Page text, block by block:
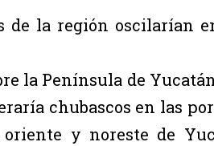
de la región oscilarían
la Península de
chubascos en las
y noreste de